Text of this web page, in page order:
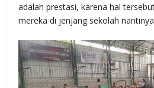
adalah prestasi, karena hal
mereka di jenjang sekolah